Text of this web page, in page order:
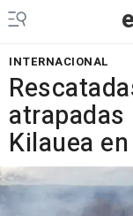
INTERNACIONAL
Kilauea